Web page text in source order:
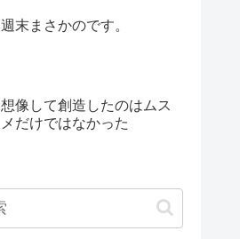
週末まさかのです。
想像して創造したのはムス
メだけではなかった